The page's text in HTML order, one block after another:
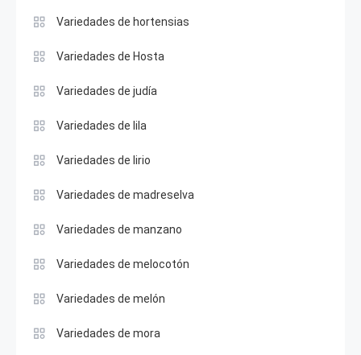
Variedades de hortensias
Variedades de Hosta
Variedades de judía
Variedades de lila
Variedades de lirio
Variedades de madreselva
Variedades de manzano
Variedades de melocotón
Variedades de melón
Variedades de mora